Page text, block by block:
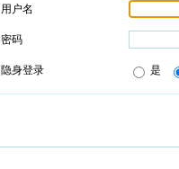
用户名
密码
隐身登录 是